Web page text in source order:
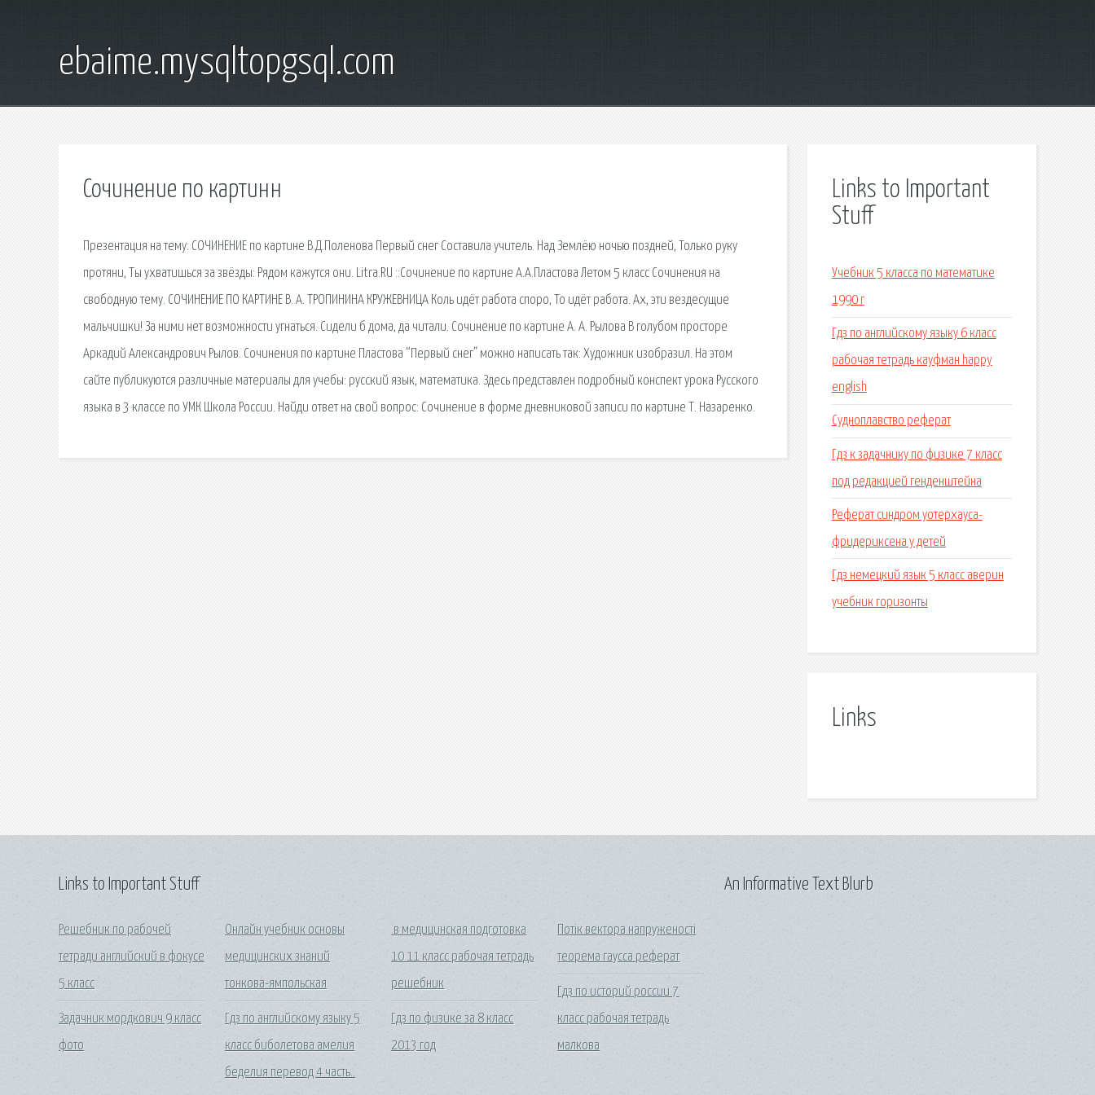
ebaime.mysqltopgsql.com
Сочинение по картинн
Презентация на тему: СОЧИНЕНИЕ по картине В.Д.Поленова Первый снег Составила учитель. Над Землёю ночью поздней, Только руку
протяни, Ты ухватишься за звёзды: Рядом кажутся они. Litra.RU ::Сочинение по картине А.А.Пластова Летом 5 класс Сочинения на
свободную тему. СОЧИНЕНИЕ ПО КАРТИНЕ В. А. ТРОПИНИНА КРУЖЕВНИЦА Коль идёт работа споро, То идёт работа. Ах, эти вездесущие
мальчишки! За ними нет возможности угнаться. Сидели б дома, да читали. Сочинение по картине А. А. Рылова В голубом просторе
Аркадий Александрович Рылов. Сочинения по картине Пластова “Первый снег” можно написать так: Художник изобразил. На этом
сайте публикуются различные материалы для учебы: русский язык, математика. Здесь представлен подробный конспект урока Русского
языка в 3 классе по УМК Школа России. Найди ответ на свой вопрос: Сочинение в форме дневниковой записи по картине Т. Назаренко.
Links to Important
Stuff
Учебник 5 класса по математике
1990 г
Гдз по английскому языку 6 класс
рабочая тетрадь кауфман happy
english
Судноплавство реферат
Гдз к задачнику по физике 7 класс
под редакцией генденштейна
Реферат синдром уотерхауса-
фридериксена у детей
Гдз немецкий язык 5 класс аверин
учебник горизонты
Links
Links to Important Stuff
Решебник по рабочей
тетради английский в фокусе
5 класс
Задачник мордкович 9 класс
фото
Онлайн учебник основы
медицинских знаний
тонкова-ямпольская
Гдз по английскому языку 5
класс биболетова амелия
беделия перевод 4 часть..
.в медицинская подготовка
10 11 класс рабочая тетрадь
решебник
Гдз по физике за 8 класс
2013 год
Потік вектора напруженості
теорема гаусса реферат
Гдз по историй россии 7
класс рабочая тетрадь
малкова
An Informative Text Blurb